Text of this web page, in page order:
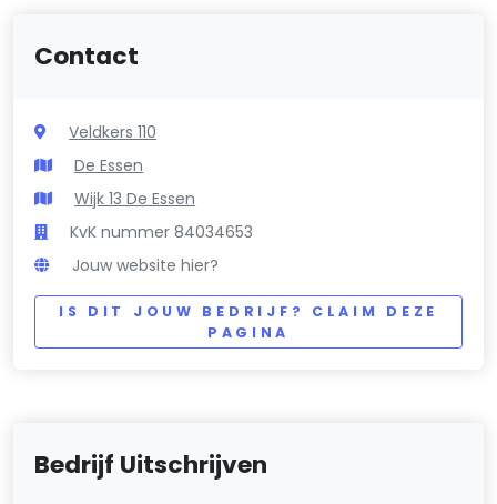
Contact
Veldkers 110
De Essen
Wijk 13 De Essen
KvK nummer 84034653
Jouw website hier?
IS DIT JOUW BEDRIJF? CLAIM DEZE
PAGINA
Bedrijf Uitschrijven